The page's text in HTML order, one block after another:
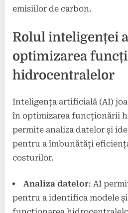
emisiilor de carbon.
Rolul inteligenței
optimizarea
hidrocentralelor
Inteligența artificială (AI)
în optimizarea funcționării
permite analiza datelor și
pentru a îmbunătăți
costurilor.
Analiza datelor: AI
pentru a identifica modele